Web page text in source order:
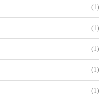
(1)
(1)
(1)
(1)
(1)